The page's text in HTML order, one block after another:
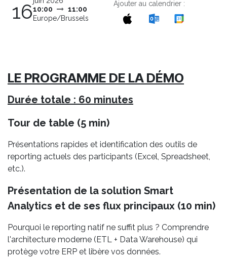
1610:00
11:00
Europe/Brussels
Ajouter au calendrier :
LE PROGRAMME DE LA DÉMO
Durée totale : 60 minutes
Tour de table (5 min)
Présentations rapides et identification des outils de
reporting actuels des participants (Excel, Spreadsheet,
etc.).
Présentation de la solution Smart
Analytics et de ses flux principaux (10 min)
Pourquoi le reporting natif ne suffit plus ? Comprendre
l'architecture moderne (ETL + Data Warehouse) qui
protège votre ERP et libère vos données.